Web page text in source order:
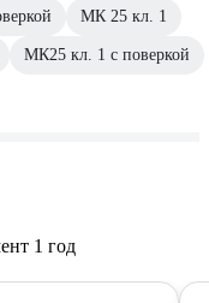
МК 25 кл. 1
МК25 кл. 1 с поверкой
1 год